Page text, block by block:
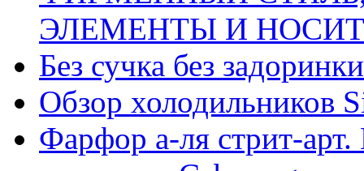
ЭЛЕМЕНТЫ И
Без сучка без
Обзор холодильников
Фарфор а-ля стрит-